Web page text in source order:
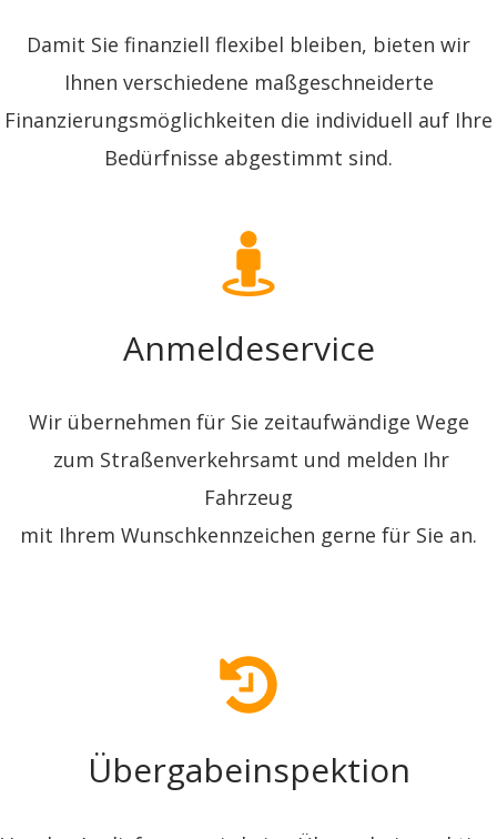
Damit Sie finanziell flexibel bleiben, bieten wir
Ihnen verschiedene maßgeschneiderte
Finanzierungsmöglichkeiten die individuell auf Ihre
Bedürfnisse abgestimmt sind.
Anmeldeservice
Wir übernehmen für Sie zeitaufwändige Wege
zum Straßenverkehrsamt und melden Ihr
Fahrzeug
mit Ihrem Wunschkennzeichen gerne für Sie an.
Übergabeinspe​​​​​​​ktion